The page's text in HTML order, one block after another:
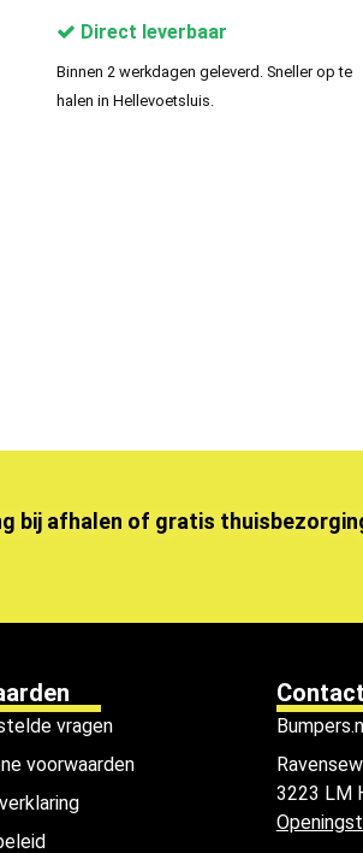
Direct leverbaar
Binnen 2 werkdagen geleverd. Sneller op te
halen in Hellevoetsluis.
bij afhalen of gratis
vragen
voorwaarden
Contact
Bumpers.nl
3223 LM